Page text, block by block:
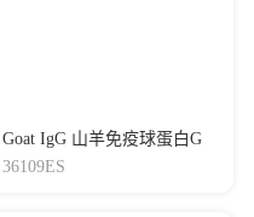
Goat IgG 山羊免疫球蛋白G
36109ES